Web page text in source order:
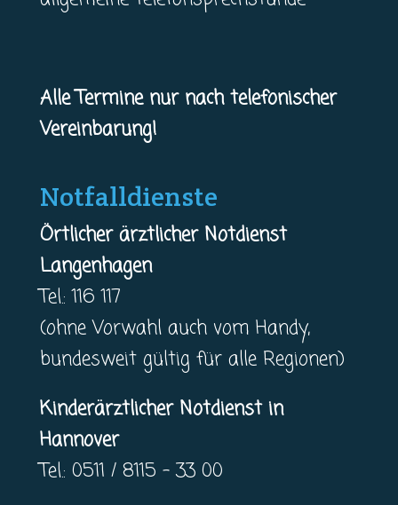
Alle Termine nur nach telefonischer
Vereinbarung!
Notfalldienste
Örtlicher ärztlicher Notdienst
Langenhagen
Tel.: 116 117
(ohne Vorwahl auch vom Handy,
bundesweit gültig für alle Regionen)
Kinderärztlicher Notdienst in
Hannover
Tel.: 0511 / 8115 – 33 00